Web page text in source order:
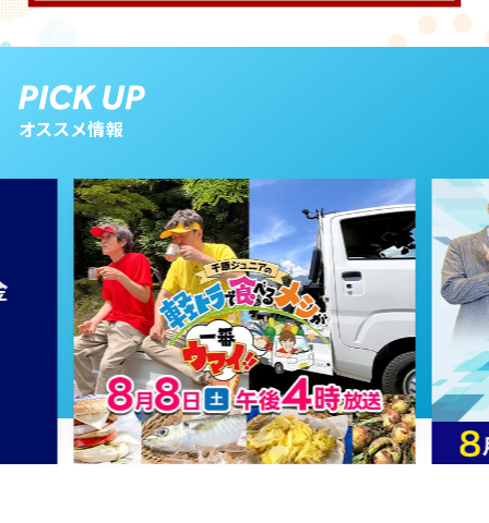
オススメ情報